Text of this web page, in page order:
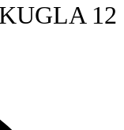
12